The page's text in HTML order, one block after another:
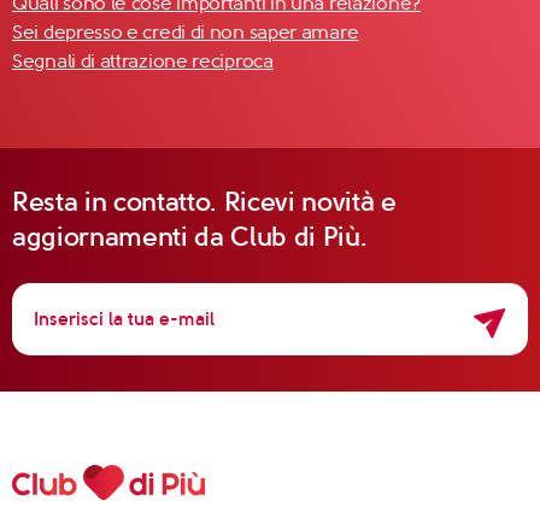
Sei depresso e credi di non saper amare
Segnali di attrazione reciproca
Resta in contatto. Ricevi novità e
aggiornamenti da Club di Più.